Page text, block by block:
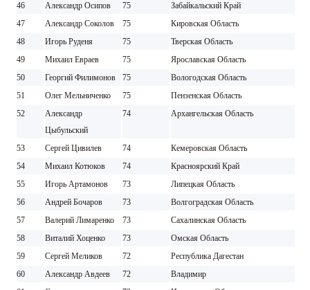
46
Александр Осипов 75
Забайкальский Край
47
Александр Соколов 75
Кировская Область
48
Игорь Руденя 75
Тверская Область
49
Михаил Евраев 75
Ярославская Область
50
Георгий Филимонов 75
Вологодская Область
51
Олег Мельниченко 75
Пензенская Область
52
Александр
Цыбульский
74 Архангельская Область
53 Сергей Цивилев 74
Кемеровская Область
54
Михаил Котюков 74
Красноярский Край
55
Игорь Артамонов 73
Липецкая Область
56
Андрей Бочаров 73
Волгоградская Область
57
Валерий Лимаренко 73
Сахалинская Область
58
Виталий Хоценко 73
Омская Область
59
Сергей Меликов 72
Республика Дагестан
60
Александр Авдеев 72
Владимир